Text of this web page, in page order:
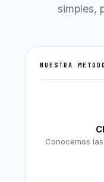
simples,
NUESTRA
Conocemos